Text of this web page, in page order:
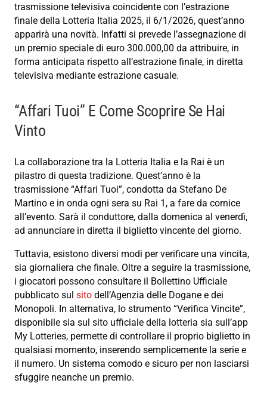
trasmissione televisiva coincidente con l’estrazione
finale della Lotteria Italia 2025, il 6/1/2026, quest’anno
apparirà una novità. Infatti si prevede l’assegnazione di
un premio speciale di euro 300.000,00 da attribuire, in
forma anticipata rispetto all’estrazione finale, in diretta
televisiva mediante estrazione casuale.
“Affari Tuoi” E Come Scoprire Se Hai
Vinto
La collaborazione tra la Lotteria Italia e la Rai è un
pilastro di questa tradizione. Quest’anno è la
trasmissione “Affari Tuoi”, condotta da Stefano De
Martino e in onda ogni sera su Rai 1, a fare da cornice
all’evento. Sarà il conduttore, dalla domenica al venerdì,
ad annunciare in diretta il biglietto vincente del giorno.
Tuttavia, esistono diversi modi per verificare una vincita,
sia giornaliera che finale. Oltre a seguire la trasmissione,
i giocatori possono consultare il Bollettino Ufficiale
pubblicato sul sito dell’Agenzia delle Dogane e dei
Monopoli. In alternativa, lo strumento “Verifica Vincite”,
disponibile sia sul sito ufficiale della lotteria sia sull’app
My Lotteries, permette di controllare il proprio biglietto in
qualsiasi momento, inserendo semplicemente la serie e
il numero. Un sistema comodo e sicuro per non lasciarsi
sfuggire neanche un premio.